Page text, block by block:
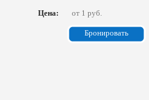
Цена: от 1 руб.
Бронировать